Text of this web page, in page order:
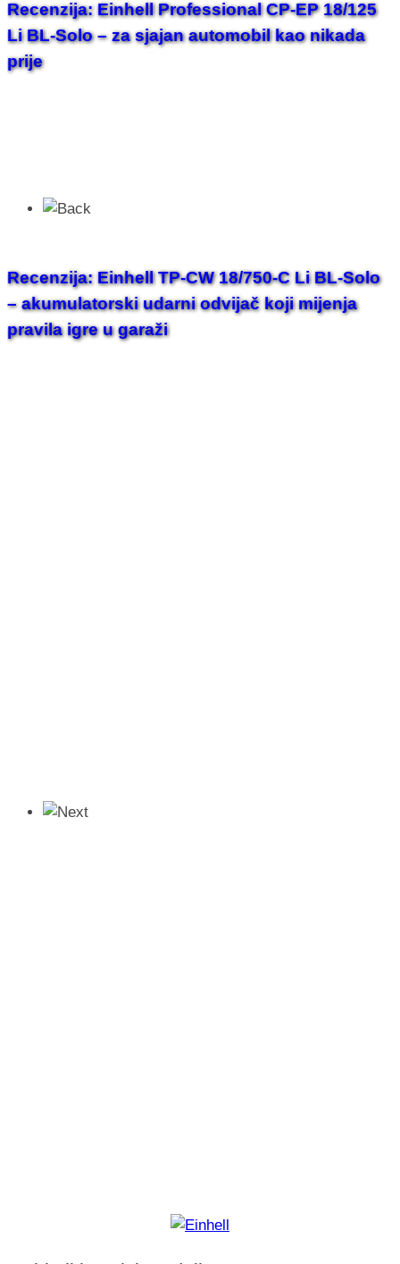
Recenzija: Einhell Professional CP-EP 18/125
Li BL-Solo – za sjajan automobil kao nikada
prije
Recenzija: Einhell TP-CW 18/750-C Li BL-Solo
– akumulatorski udarni odvijač koji mijenja
pravila igre u garaži